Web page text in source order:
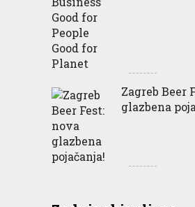
Zagreb Beer
glazbena